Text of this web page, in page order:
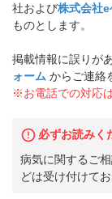
社および株式会社
ものとします。
掲載情報に誤りが
ォーム からご連絡
※お電話での対応
必ずお読みく
病気に関するご
どは受け付けてお